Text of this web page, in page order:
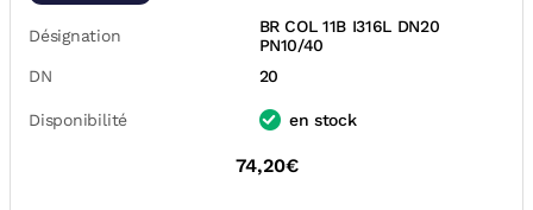
Désignation
BR COL 11B I316L DN20
PN10/40
DN
20
Disponibilité en stock
74,20€